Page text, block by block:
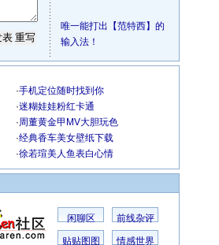
唯一能打出【范特西】的
输入法！
·手机定位随时找到你
·迷糊娃娃粉红卡通
·周董黄金甲MV大胆玩色
·经典香车美女壁纸下载
·徐若瑄美人鱼表白心情
闲聊区 前线杂评
贴贴图图 情感世界